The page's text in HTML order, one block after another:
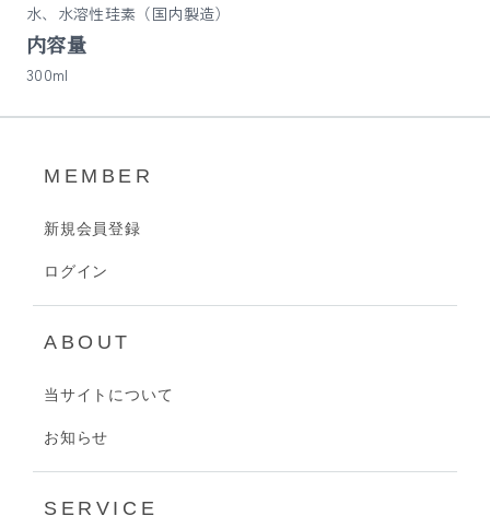
水、水溶性珪素（国内製造）
内容量
300ml
MEMBER
新規会員登録
ログイン
ABOUT
当サイトについて
お知らせ
SERVICE